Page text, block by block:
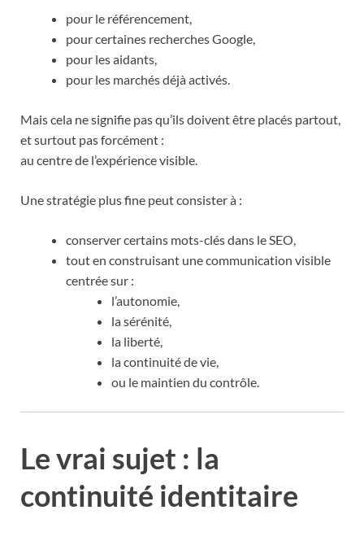
pour le référencement,
pour certaines recherches Google,
pour les aidants,
pour les marchés déjà activés.
Mais cela ne signifie pas qu’ils doivent être placés partout,
et surtout pas forcément :
au centre de l’expérience visible.
Une stratégie plus fine peut consister à :
conserver certains mots-clés dans le SEO,
tout en construisant une communication visible
centrée sur :
l’autonomie,
la sérénité,
la liberté,
la continuité de vie,
ou le maintien du contrôle.
Le vrai sujet : la
continuité identitaire